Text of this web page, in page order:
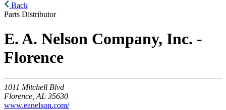
Back
Parts Distributor
E. A. Nelson Company, Inc. -
Florence
1011 Mitchell Blvd
Florence, AL 35630
www.eanelson.com/